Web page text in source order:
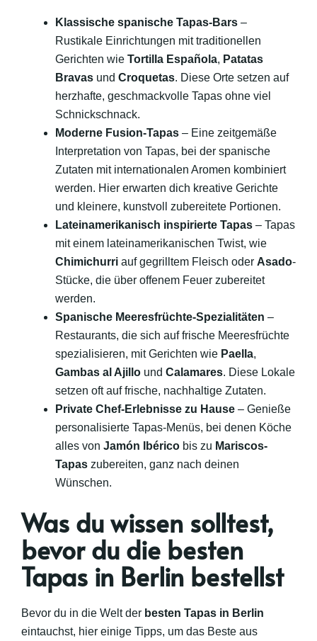
Klassische spanische Tapas-Bars –
Rustikale Einrichtungen mit traditionellen
Gerichten wie Tortilla Española, Patatas
Bravas und Croquetas. Diese Orte setzen auf
herzhafte, geschmackvolle Tapas ohne viel
Schnickschnack.
Moderne Fusion-Tapas – Eine zeitgemäße
Interpretation von Tapas, bei der spanische
Zutaten mit internationalen Aromen kombiniert
werden. Hier erwarten dich kreative Gerichte
und kleinere, kunstvoll zubereitete Portionen.
Lateinamerikanisch inspirierte Tapas – Tapas
mit einem lateinamerikanischen Twist, wie
Chimichurri auf gegrilltem Fleisch oder Asado-
Stücke, die über offenem Feuer zubereitet
werden.
Spanische Meeresfrüchte-Spezialitäten –
Restaurants, die sich auf frische Meeresfrüchte
spezialisieren, mit Gerichten wie Paella,
Gambas al Ajillo und Calamares. Diese Lokale
setzen oft auf frische, nachhaltige Zutaten.
Private Chef-Erlebnisse zu Hause – Genieße
personalisierte Tapas-Menüs, bei denen Köche
alles von Jamón Ibérico bis zu Mariscos-
Tapas zubereiten, ganz nach deinen
Wünschen.
Was du wissen solltest,
bevor du die besten
Tapas in Berlin bestellst
Bevor du in die Welt der besten Tapas in Berlin
eintauchst, hier einige Tipps, um das Beste aus